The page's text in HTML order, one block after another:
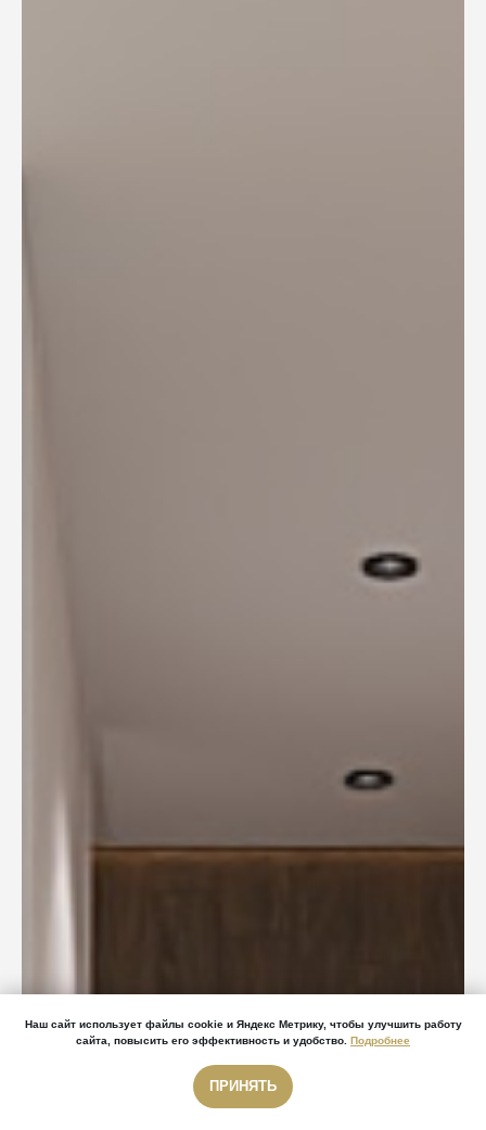
Звонок бесплатный
Наш сайт использует файлы cookie и Яндекс Метрику, чтобы улучшить работу
сайта, повысить его эффективность и удобство. Подробнее
ПРИНЯТЬ